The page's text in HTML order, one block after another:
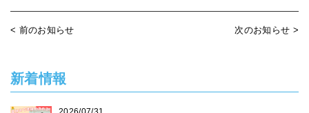
< 前のお知らせ 次のお知らせ >
新着情報